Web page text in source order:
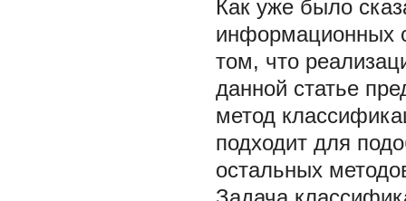
Как уже было
информационных
том, что
данной статье
метод
подходит для
остальных